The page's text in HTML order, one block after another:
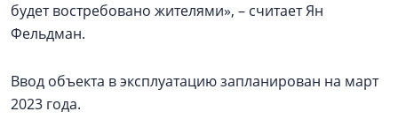
будет востребовано жителями», – считает Ян
Фельдман.
Ввод объекта в эксплуатацию запланирован на март
2023 года.